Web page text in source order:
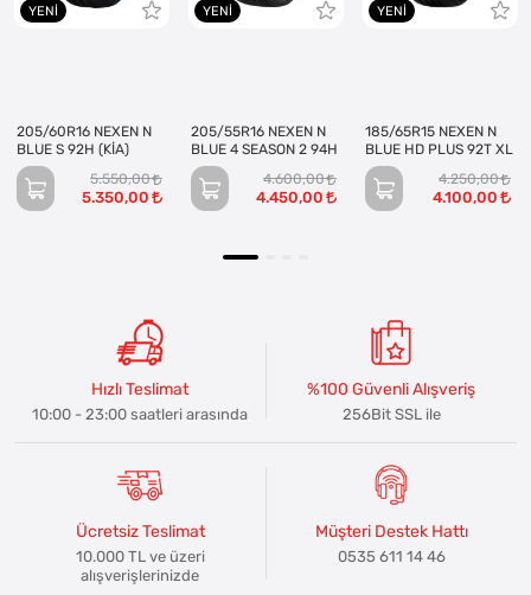
YENI
205/60R16 NEXEN N
BLUE S 92H (KİA)
5.550,00
5.350,00
YENI
205/55R16 NEXEN N
BLUE 4 SEASON 2 94H
4.600,00
4.450,00
YENI
185/65R15 NEXEN N
BLUE HD PLUS 92T XL
4.250,00
4.100,00
Hızlı Teslimat
10:00 - 23:00 saatleri arasında
%100 Güvenli Alışveriş
256Bit SSL ile
Ücretsiz Teslimat
10.000 TL ve üzeri
alışverişlerinizde
Müşteri Destek Hattı
0535 611 14 46